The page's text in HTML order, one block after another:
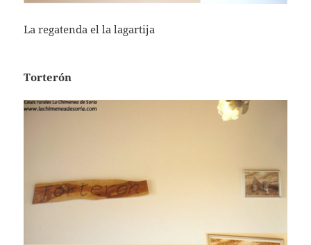
La regatenda el la lagartija
Torterón